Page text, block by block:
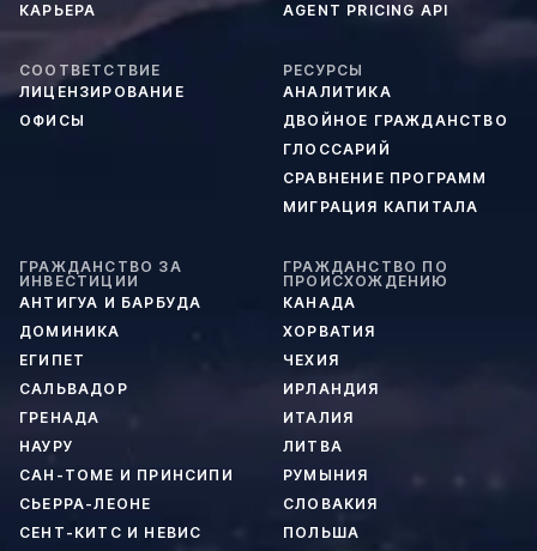
КАРЬЕРА
AGENT PRICING API
СООТВЕТСТВИЕ
ЛИЦЕНЗИРОВАНИЕ
ОФИСЫ
РЕСУРСЫ
АНАЛИТИКА
ДВОЙНОЕ ГРАЖДАНСТВО
ГЛОССАРИЙ
СРАВНЕНИЕ ПРОГРАММ
МИГРАЦИЯ КАПИТАЛА
ГРАЖДАНСТВО ЗА
ИНВЕСТИЦИИ
АНТИГУА И БАРБУДА
ДОМИНИКА
ЕГИПЕТ
САЛЬВАДОР
ГРЕНАДА
НАУРУ
САН-ТОМЕ И ПРИНСИПИ
СЬЕРРА-ЛЕОНЕ
СЕНТ-КИТС И НЕВИС
ГРАЖДАНСТВО ПО
ПРОИСХОЖДЕНИЮ
КАНАДА
ХОРВАТИЯ
ЧЕХИЯ
ИРЛАНДИЯ
ИТАЛИЯ
ЛИТВА
РУМЫНИЯ
СЛОВАКИЯ
ПОЛЬША